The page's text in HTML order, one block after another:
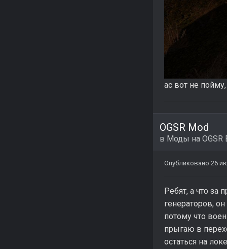
ас вот не
OGSR Mod
в Моды на OGSR
Опубликовано 26
Ребят, а что
генераторов,
потому что
прыгаю в
остаться на